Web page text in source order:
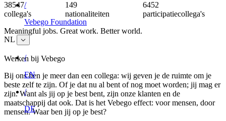
/
Vebego Foundation
NL
/
EN
/
DE
38759
collega's
150
nationaliteiten
6487
participatiecollega's
Meaningful jobs. Great work. Better world.
Werken bij Vebego
Bij ons ben je meer dan een collega: wij geven je de ruimte om je
beste zelf te zijn. Of je dat nu al bent of nog moet worden; jij mag er
zijn. Want als jij op je best bent, zijn onze klanten en de
maatschappij dat ook. Dat is het Vebego effect: voor mensen, door
mensen. Waar ben jij op je best?